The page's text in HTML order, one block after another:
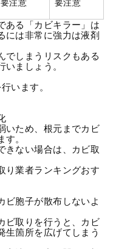
要注意 要注意
ある「カビキラー」は
には非常に強力は液剤
でしまうリスクもある
ましょう。
います。
いため、根元までカビ
。
きない場合は、カビ取
り業者ランキングおす
ビ胞子が散布しないよ
ビ取りを行うと、カビ
生箇所を広げてしまう